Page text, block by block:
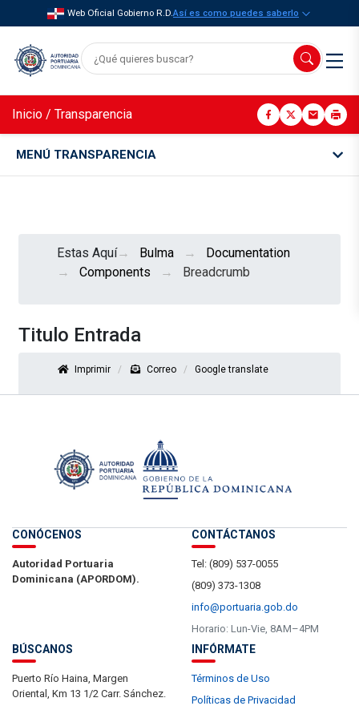
Web Oficial Gobierno R.D.Así es como puedes saberlo
Inicio / Transparencia
MENÚ TRANSPARENCIA
Estas Aquí Bulma
Documentation
Components
Breadcrumb
Titulo Entrada
Imprimir Correo Google translate
CONÓCENOS
Autoridad Portuaria
Dominicana (APORDOM).
CONTÁCTANOS
Tel: (809) 537-0055
(809) 373-1308
info@portuaria.gob.do
Horario: Lun-Vie, 8AM–4PM
BÚSCANOS
Puerto Río Haina, Margen
Oriental, Km 13 1/2 Carr. Sánchez.
INFÓRMATE
Términos de Uso
Políticas de Privacidad